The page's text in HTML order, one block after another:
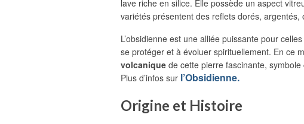
lave riche en silice. Elle possède un aspect
variétés présentent des reflets dorés, argentés,
L’obsidienne est une alliée puissante pour
se protéger et à évoluer spirituellement. En ce
volcanique de cette pierre fascinante,
Plus d’infos sur l’Obsidienne.
Origine et Histoire